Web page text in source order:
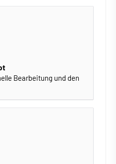
Bearbeitung und den